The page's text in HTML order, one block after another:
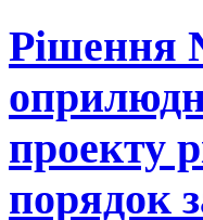
Рішення
проекту
порядок